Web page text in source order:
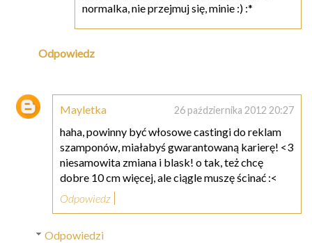
normalka, nie przejmuj się, minie :) :*
Odpowiedz
Mayletka 26 października 2012 20:27
haha, powinny być włosowe castingi do reklam
szamponów, miałabyś gwarantowaną karierę! <3
niesamowita zmiana i blask! o tak, też chcę
dobre 10 cm więcej, ale ciągle muszę ścinać :<
Odpowiedz
Odpowiedzi